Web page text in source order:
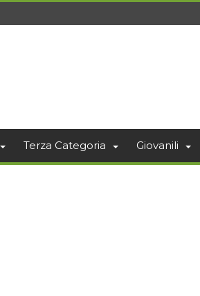
Terza Categoria Giovanili